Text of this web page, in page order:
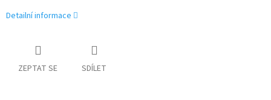
Detailní informace
ZEPTAT SE SDÍLET